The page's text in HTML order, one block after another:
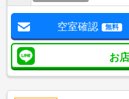
空室確認 無料
お